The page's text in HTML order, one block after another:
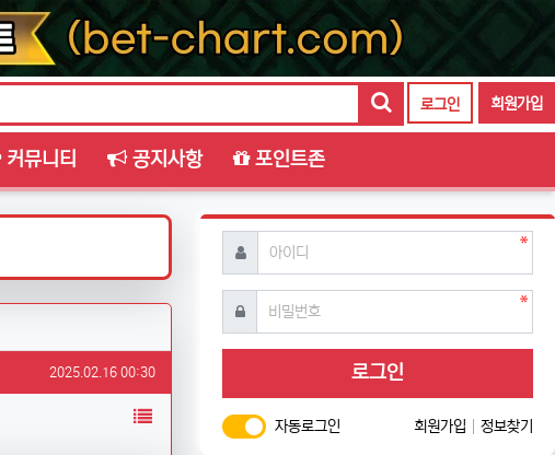
로그인 회원가입
커뮤니티 공지사항 포인트존
작성일
2025.02.16 00:30
목록
아이디 필수
비밀번호필수
로그인
자동로그인 회원가입 정보찾기